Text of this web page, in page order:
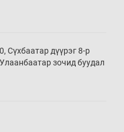
мин
мин
Сүхбаатар дүүрэг 8-р
зочид буудал